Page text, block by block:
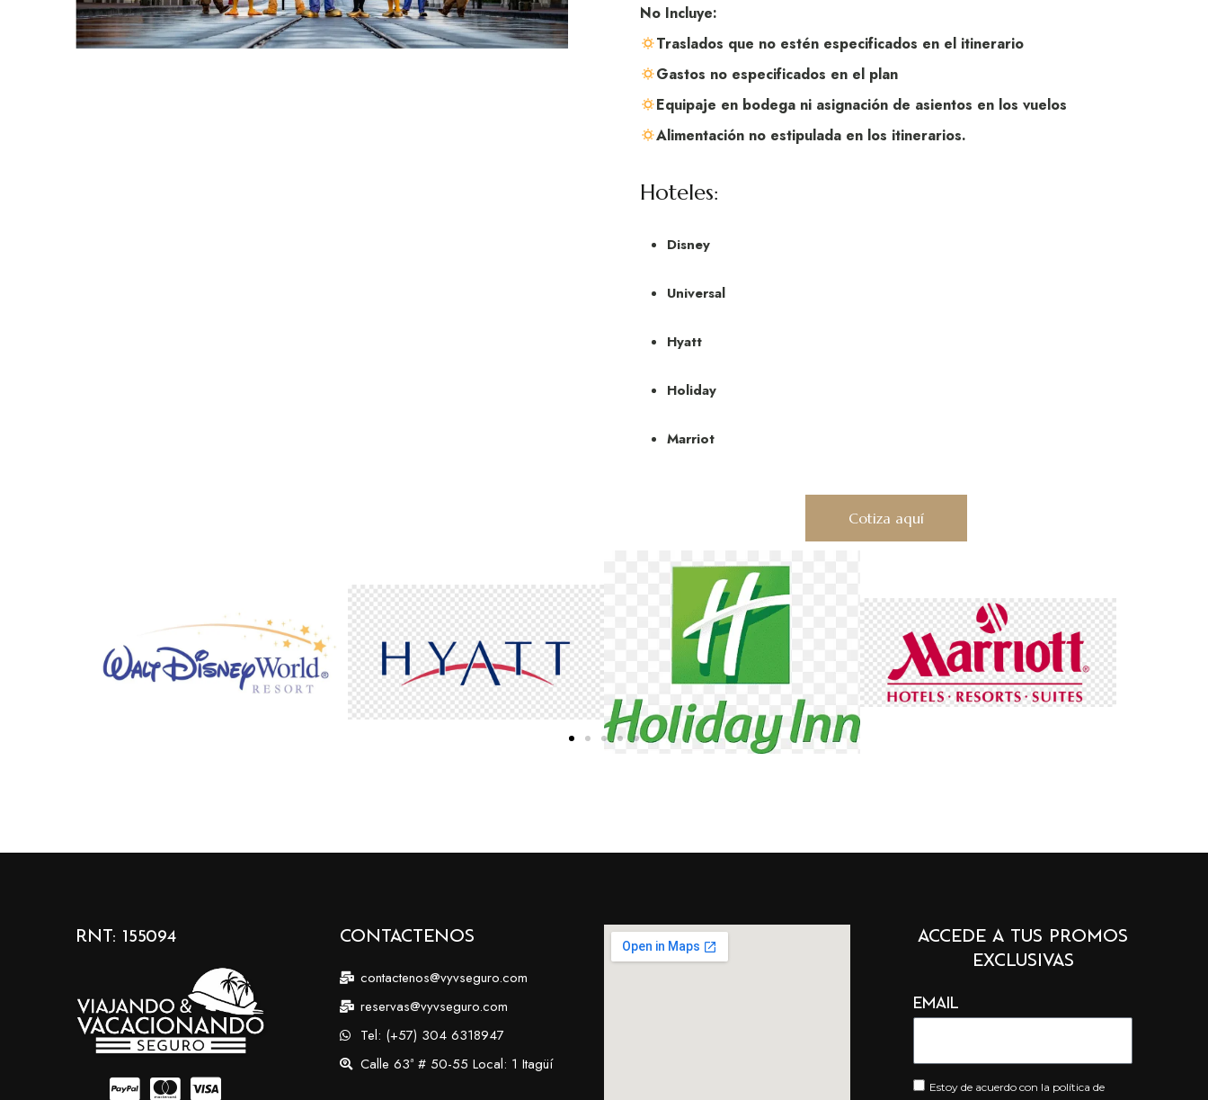
No Incluye:
Traslados que no estén especificados en el itinerario
Gastos no especificados en el plan
Equipaje en bodega ni asignación de asientos en los vuelos
Alimentación no estipulada en los itinerarios.
Hoteles:
Disney
Universal
Hyatt
Holiday
Marriot
Cotiza aquí
RNT: 155094 Contáctenos
contactenos@vyvseguro.com
reservas@vyvseguro.com
Tel: (+57) 304 6318947
Calle 63ª # 50-55 Local: 1 Itagüí
ACCEDE A TUS PROMOS
EXCLUSIVAS
Email
Estoy de acuerdo con la política de